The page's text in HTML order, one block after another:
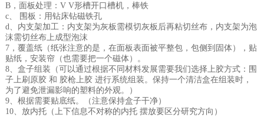
B，面板处理：V V形槽开口槽机，棒铁
c、 围板：用钻床钻磁铁孔
d、内支架加工：内支架为灰板需模切灰板后再粘切丝布，内支架为泡
沫需切丝布上成型泡沫
7，覆盖纸（纸张注意的是，在面板表面被平整包，包侧到固体），贴
贴纸，安装帘（也需要把一个磁体）。
8、盒子组装（可以通过根据不同材料发展需要我们选择上胶方式：围
子上刷原胶 和 胶枪上胶 进行系统组装。保持一个清洁盒在组装时，
为了避免泄漏影响的塑料的外观。）
9、根据需要贴底纸。（注意保持盒子干净）
10、放内托（上下信息不对称的内托 摆放要区分研究方向）